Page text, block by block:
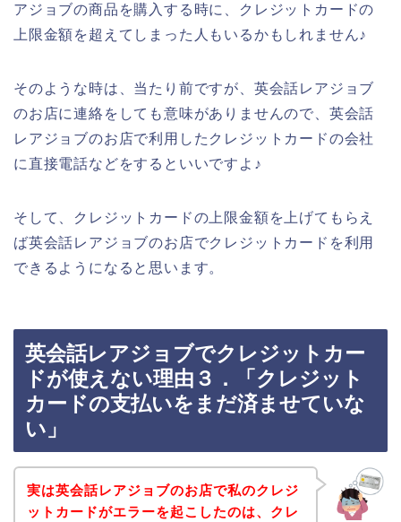
アジョブの商品を購入する時に、クレジットカードの
上限金額を超えてしまった人もいるかもしれません♪
そのような時は、当たり前ですが、英会話レアジョブ
のお店に連絡をしても意味がありませんので、英会話
レアジョブのお店で利用したクレジットカードの会社
に直接電話などをするといいですよ♪
そして、クレジットカードの上限金額を上げてもらえ
ば英会話レアジョブのお店でクレジットカードを利用
できるようになると思います。
英会話レアジョブでクレジットカー
ドが使えない理由３．「クレジット
カードの支払いをまだ済ませていな
い」
実は英会話レアジョブのお店で私のクレジ
ットカードがエラーを起こしたのは、クレ